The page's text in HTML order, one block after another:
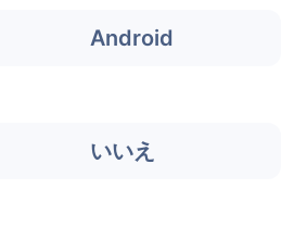
Android
いいえ